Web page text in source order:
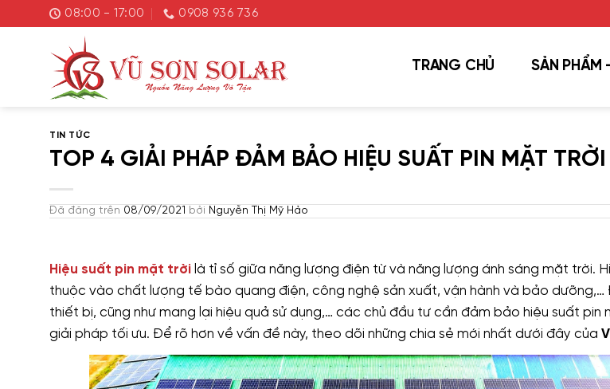
đến
08:00 - 17:00 0908 936 736
TRANG CHỦ SẢN PHẨM
TIN TỨC
TOP 4 GIẢI PHÁP ĐẢM BẢO HIỆU SUẤT PIN MẶT
Đã đăng trên 08/09/2021 bởi Nguyễn Thị Mỹ Hảo
Hiệu suất pin mặt trời là tỉ số giữa năng lượng điện từ và năng lượng ánh sáng mặt trời.
thuộc vào chất lượng tế bào quang điện, công nghệ sản xuất, vận hành và bảo
thiết bị, cũng như mang lại hiệu quả sử dụng,… các chủ đầu tư cần đảm bảo hiệu suất
giải pháp tối ưu. Để rõ hơn về vấn đề này, theo dõi những chia sẻ mới nhất dưới đây của